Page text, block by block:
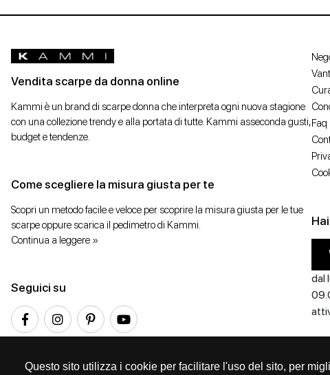
Questo sito utilizza i cookie per facilitare l'uso del sito, per
Vendita scarpe da donna online
Kammi è un brand di scarpe donna che interpreta ogni nuova stagione
con una collezione trendy e alla portata di tutte. Kammi asseconda gusti,
budget e tendenze.
Come scegliere la misura giusta per te
Scopri un metodo facile e veloce per scoprire la misura giusta per le tue
scarpe oppure scarica il pedimetro di Kammi.
Continua a leggere »
Seguici su
Faq
dal